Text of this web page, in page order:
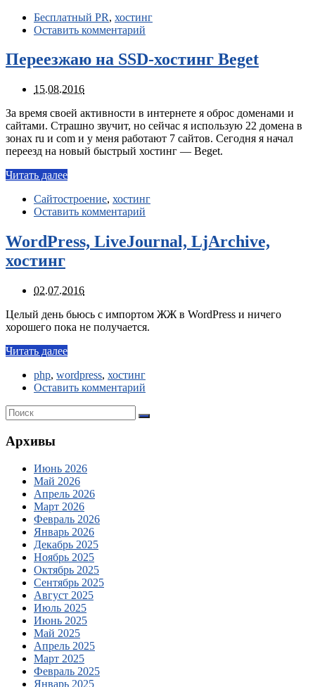
Бесплатный PR, хостинг
Оставить комментарий
Переезжаю на SSD-хостинг Beget
15.08.2016
За время своей активности в интернете я оброс доменами и
сайтами. Страшно звучит, но сейчас я использую 22 домена в
зонах ru и com и у меня работают 7 сайтов. Сегодня я начал
переезд на новый быстрый хостинг — Beget.
Читать далее
Сайтостроение, хостинг
Оставить комментарий
WordPress, LiveJournal, LjArchive,
хостинг
02.07.2016
Целый день бьюсь с импортом ЖЖ в WordPress и ничего
хорошего пока не получается.
Читать далее
php, wordpress, хостинг
Оставить комментарий
Архивы
Июнь 2026
Май 2026
Апрель 2026
Март 2026
Февраль 2026
Январь 2026
Декабрь 2025
Ноябрь 2025
Октябрь 2025
Сентябрь 2025
Август 2025
Июль 2025
Июнь 2025
Май 2025
Апрель 2025
Март 2025
Февраль 2025
Январь 2025